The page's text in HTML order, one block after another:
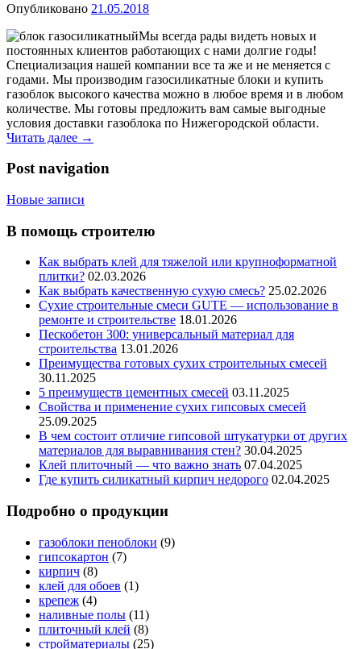
Опубликовано 21.05.2018
Мы всегда рады видеть новых и
постоянных клиентов работающих с нами долгие годы!
Специализация нашей компании все та же и не меняется с
годами. Мы производим газосиликатные блоки и купить
газоблок высокого качества можно в любое время и в любом
количестве. Мы готовы предложить вам самые выгодные
условия доставки газоблока по Нижегородской области.
Читать далее →
Post navigation
Новые записи
В помощь строителю
Как выбрать клей для тяжелой или крупноформатной
плитки? 02.03.2026
Как выбрать качественную сухую смесь? 25.02.2026
Сухие строительные смеси GUTE — использование в
ремонте и строительстве 18.01.2026
Пескобетон 300: универсальный материал для
строительства 13.01.2026
Преимущества готовых сухих строительных смесей
30.11.2025
5 преимуществ цементных смесей 03.11.2025
Свойства и применение сухих гипсовых смесей
25.09.2025
В чем состоит отличие гипсовой штукатурки от других
материалов для выравнивания стен? 30.04.2025
Клей плиточный — что важно знать 07.04.2025
Где купить силикатный кирпич недорого 02.04.2025
Подробно о продукции
газоблоки пеноблоки (9)
гипсокартон (7)
кирпич (8)
клей для обоев (1)
крепеж (4)
наливные полы (11)
плиточный клей (8)
стройматериалы (25)